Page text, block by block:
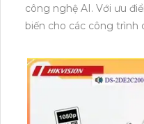
công nghệ AI. Với ưu
biến cho các công trình
tốt ngay cả trong điều
xem ban đêm được
cũng sử dụng công
Scan CMOS, mang lại